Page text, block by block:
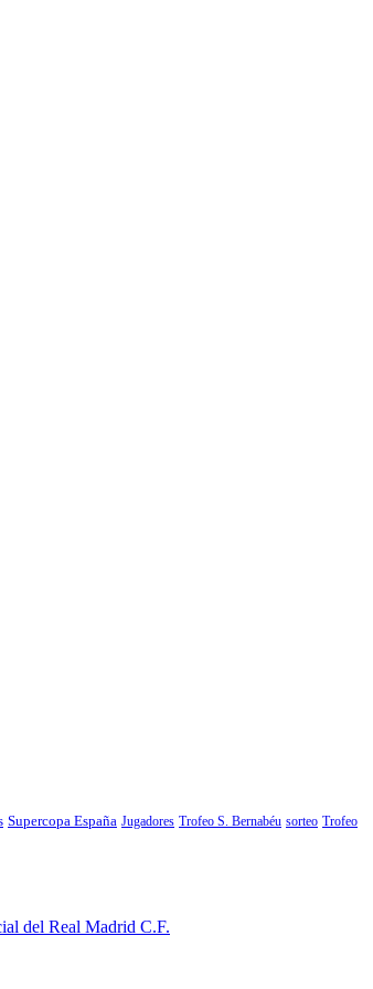
Supercopa España Jugadores Trofeo S. Bernabéu sorteo Trofeo
del Real Madrid C.F.